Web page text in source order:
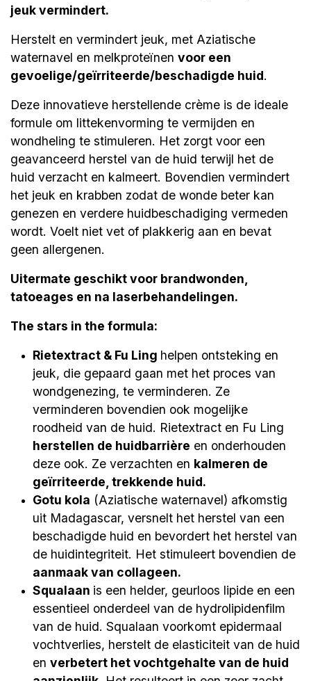
jeuk vermindert.
Herstelt en vermindert jeuk, met Aziatische
waternavel en melkproteïnen voor een
gevoelige/geïrriteerde/beschadigde huid.
Deze innovatieve herstellende crème is de ideale
formule om littekenvorming te vermijden en
wondheling te stimuleren. Het zorgt voor een
geavanceerd herstel van de huid terwijl het de
huid verzacht en kalmeert. Bovendien vermindert
het jeuk en krabben zodat de wonde beter kan
genezen en verdere huidbeschadiging vermeden
wordt. Voelt niet vet of plakkerig aan en bevat
geen allergenen.
Uitermate geschikt voor brandwonden,
tatoeages en na laserbehandelingen.
The stars in the formula:
Rietextract & Fu Ling helpen ontsteking en
jeuk, die gepaard gaan met het proces van
wondgenezing, te verminderen. Ze
verminderen bovendien ook mogelijke
roodheid van de huid. Rietextract en Fu Ling
herstellen de huidbarrière en onderhouden
deze ook. Ze verzachten en kalmeren de
geïrriteerde, trekkende huid.
Gotu kola (Aziatische waternavel) afkomstig
uit Madagascar, versnelt het herstel van een
beschadigde huid en bevordert het herstel van
de huidintegriteit. Het stimuleert bovendien de
aanmaak van collageen.
Squalaan is een helder, geurloos lipide en een
essentieel onderdeel van de hydrolipidenfilm
van de huid. Squalaan voorkomt epidermaal
vochtverlies, herstelt de elasticiteit van de huid
en verbetert het vochtgehalte van de huid